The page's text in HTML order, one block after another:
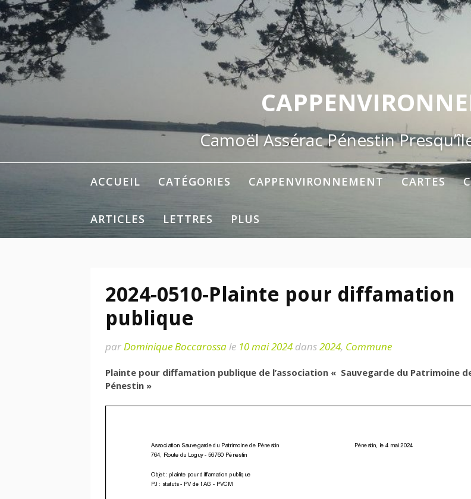
Aller
au
contenu
Camoël Assérac Pénestin
ACCUEIL CATÉGORIES CAPPENVIRONNEMENT CARTES
ARTICLES LETTRES PLUS
2024-0510-Plainte pour diffamation
publique
parDominique Boccarossale 10 mai 2024 dans2024, Commune
Plainte pour diffamation publique de l’association « Sauvegarde du Patrimoine
Pénestin »